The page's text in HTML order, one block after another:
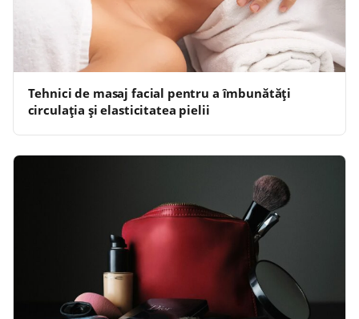
Tehnici de masaj facial pentru a îmbunătăți
circulația și elasticitatea pielii